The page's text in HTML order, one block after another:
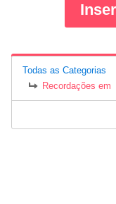
Todas as Categorias
Recordações em